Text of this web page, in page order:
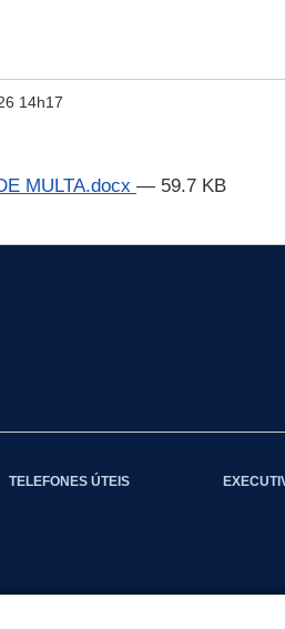
14h17
MULTA.docx — 59.7 KB
TELEFONES ÚTEIS